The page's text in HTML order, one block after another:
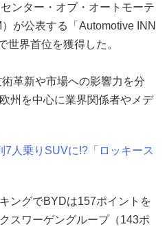
ンター・オブ・オートモーテ
が公表する「Automotive INN
世界首位を獲得した。
革新や市場への影響力を分
州を中心に業界関係者やメデ
7人乗りSUVに!?「ロッキース
ングでBYDは157ポイントを
スワーゲングループ（143ポ